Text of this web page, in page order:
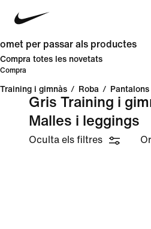
omet per passar als productes
Compra totes les novetats
Compra
Training i gimnàs / Roba /
Gris Training i
Malles i leggings
Oculta els filtres